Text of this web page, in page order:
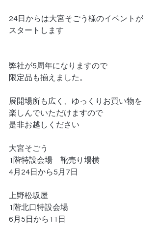
24日からは大宮そごう様のイベントが
スタートします
弊社が5周年になりますので
限定品も揃えました。
展開場所も広く、ゆっくりお買い物を
楽しんでいただけますので
是非お越しください
大宮そごう
1階特設会場　靴売り場横
4月24日から5月7日
上野松坂屋
1階北口特設会場
6月5日から11日